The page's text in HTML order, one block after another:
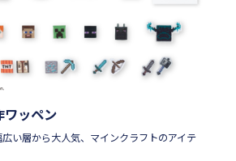
ワッペン
い層から大人気、マインクラフトのアイテ